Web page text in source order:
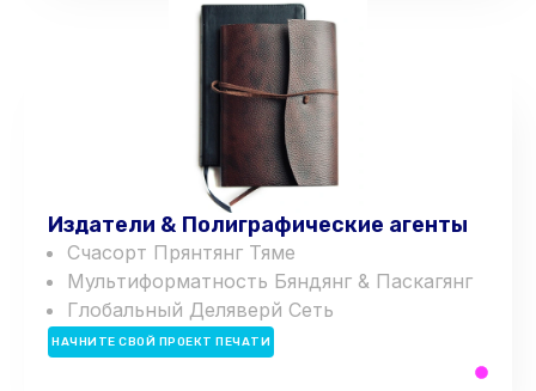
Издатели & Полиграфические агенты
Счасорт Прянтянг Тяме
Мультиформатность Бяндянг & Паскагянг
Глобальный Деляверй Сеть
НАЧНИТЕ СВОЙ ПРОЕКТ ПЕЧАТИ